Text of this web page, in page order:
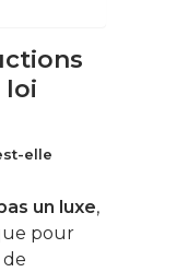
loi
elle
un luxe,
pour